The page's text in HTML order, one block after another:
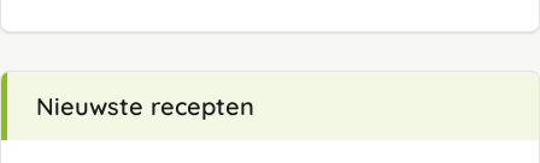
Nieuwste recepten